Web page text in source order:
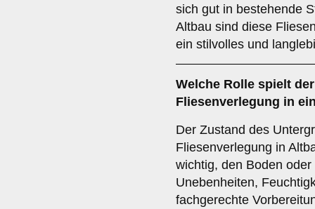
sich gut in bestehende
Altbau sind diese
ein stilvolles und
Welche Rolle spielt
Fliesenverlegung in
Der Zustand des
Fliesenverlegung in
wichtig, den Boden
Unebenheiten,
fachgerechte